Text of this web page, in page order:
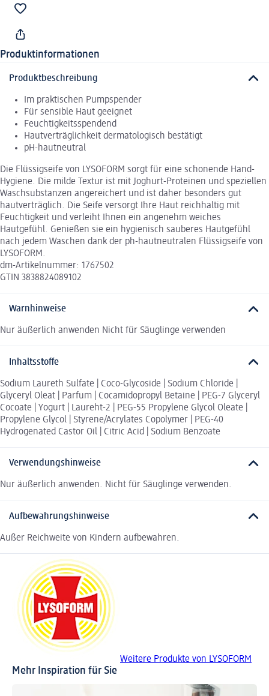
Produktinformationen
Produktbeschreibung
Im praktischen Pumpspender
Für sensible Haut geeignet
Feuchtigkeitsspendend
Hautverträglichkeit dermatologisch bestätigt
pH-hautneutral
Die Flüssigseife von LYSOFORM sorgt für eine schonende Hand-
Hygiene. Die milde Textur ist mit Joghurt-Proteinen und speziellen
Waschsubstanzen angereichert und ist daher besonders gut
hautverträglich. Die Seife versorgt Ihre Haut reichhaltig mit
Feuchtigkeit und verleiht Ihnen ein angenehm weiches
Hautgefühl. Genießen sie ein hygienisch sauberes Hautgefühl
nach jedem Waschen dank der ph-hautneutralen Flüssigseife von
LYSOFORM.
dm-Artikelnummer: 1767502
GTIN 3838824089102
Warnhinweise
Nur äußerlich anwenden Nicht für Säuglinge verwenden
Inhaltsstoffe
Sodium Laureth Sulfate | Coco-Glycoside | Sodium Chloride |
Glyceryl Oleat | Parfum | Cocamidopropyl Betaine | PEG-7 Glyceryl
Cocoate | Yogurt | Laureht-2 | PEG-55 Propylene Glycol Oleate |
Propylene Glycol | Styrene/Acrylates Copolymer | PEG-40
Hydrogenated Castor Oil | Citric Acid | Sodium Benzoate
Verwendungshinweise
Nur äußerlich anwenden. Nicht für Säuglinge verwenden.
Aufbewahrungshinweise
Außer Reichweite von Kindern aufbewahren.
Weitere Produkte von LYSOFORM
Mehr Inspiration für Sie